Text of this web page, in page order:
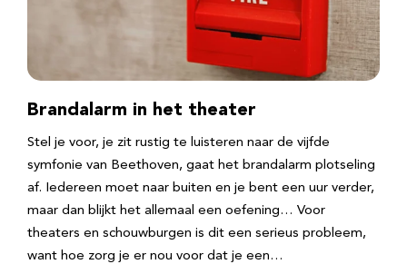
Brandalarm in het theater
Stel je voor, je zit rustig te luisteren naar de vijfde
symfonie van Beethoven, gaat het brandalarm plotseling
af. Iedereen moet naar buiten en je bent een uur verder,
maar dan blijkt het allemaal een oefening… Voor
theaters en schouwburgen is dit een serieus probleem,
want hoe zorg je er nou voor dat je een…